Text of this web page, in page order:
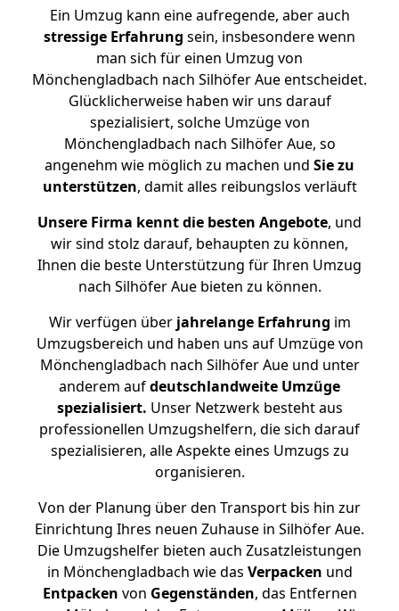
Ein Umzug kann eine aufregende, aber auch
stressige Erfahrung sein, insbesondere wenn
man sich für einen Umzug von
Mönchengladbach nach Silhöfer Aue entscheidet.
Glücklicherweise haben wir uns darauf
spezialisiert, solche Umzüge von
Mönchengladbach nach Silhöfer Aue, so
angenehm wie möglich zu machen und Sie zu
unterstützen, damit alles reibungslos verläuft
Unsere Firma kennt die besten Angebote, und
wir sind stolz darauf, behaupten zu können,
Ihnen die beste Unterstützung für Ihren Umzug
nach Silhöfer Aue bieten zu können.
Wir verfügen überjahrelange Erfahrung im
Umzugsbereich und haben uns auf Umzüge von
Mönchengladbach nach Silhöfer Aue und unter
anderem aufdeutschlandweite Umzüge
spezialisiert. Unser Netzwerk besteht aus
professionellen Umzugshelfern, die sich darauf
spezialisieren, alle Aspekte eines Umzugs zu
organisieren.
Von der Planung über den Transport bis hin zur
Einrichtung Ihres neuen Zuhause in Silhöfer Aue.
Die Umzugshelfer bieten auch Zusatzleistungen
in Mönchengladbach wie das Verpacken und
Entpacken von Gegenständen, das Entfernen